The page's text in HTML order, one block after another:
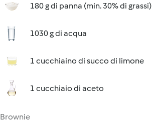
180 g di panna (min. 30% di grassi)
1030 g di acqua
1 cucchiaino di succo di limone
1 cucchiaio di aceto
Brownie